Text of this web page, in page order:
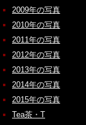
2009年の写真
2010年の写真
2011年の写真
2012年の写真
2013年の写真
2014年の写真
2015年の写真
Tea茶・T